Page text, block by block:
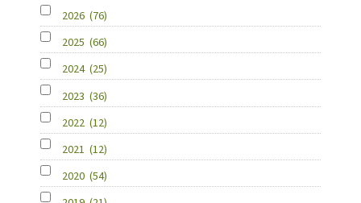
2026 (76)
2025 (66)
2024 (25)
2023 (36)
2022 (12)
2021 (12)
2020 (54)